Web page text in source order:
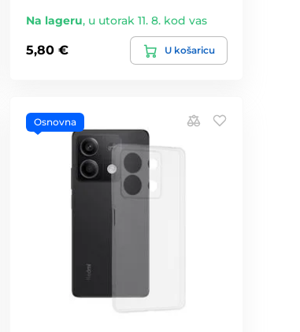
Na lageru, u utorak 11. 8. kod vas
5,80 € U košaricu
Osnovna